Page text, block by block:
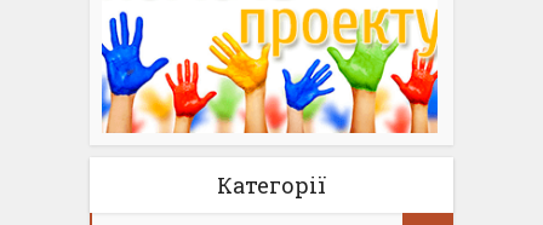
Категорії